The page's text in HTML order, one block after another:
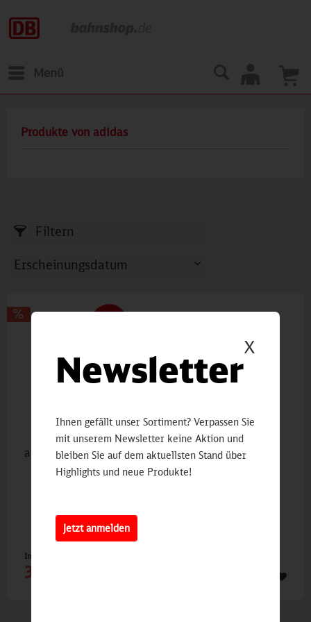
Menü
Produkte von adidas
Filtern
adidas Damen Kapuzen-Sweatjacke
Inhalt
39,90 €
X
Newsletter
Ihnen gefällt unser Sortiment? Verpassen Sie
mit unserem Newsletter keine Aktion und
bleiben Sie auf dem aktuellsten Stand über
Highlights und neue Produkte!
Jetzt anmelden